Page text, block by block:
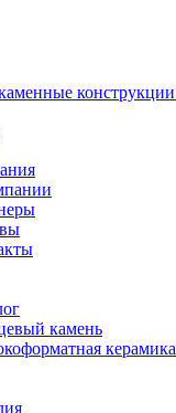
камень
керамика